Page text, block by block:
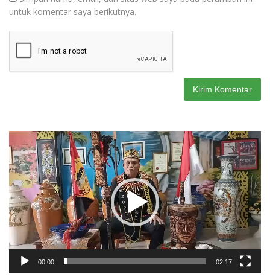
untuk komentar saya berikutnya.
Pemutar
Video
00:00 02:17